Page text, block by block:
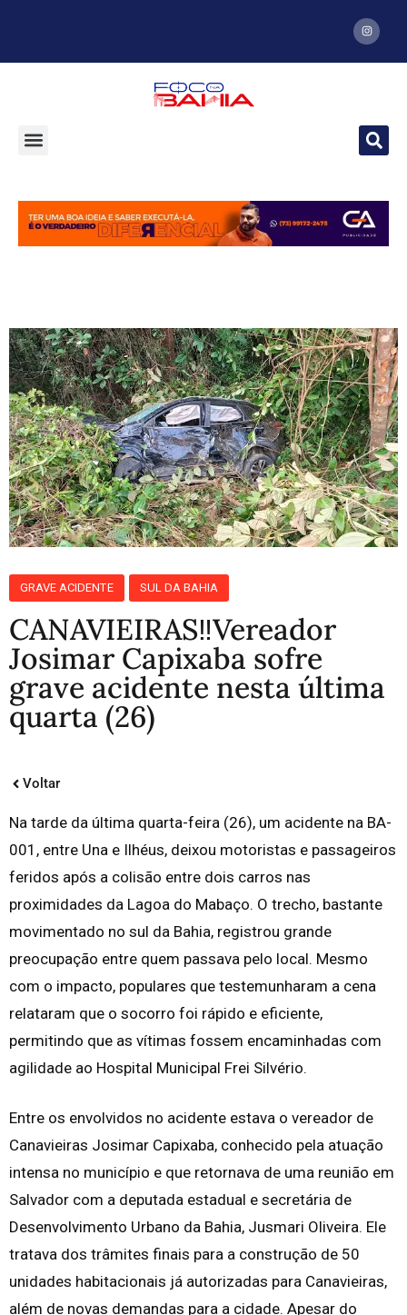
GRAVE ACIDENTE SUL DA BAHIA
CANAVIEIRAS‼️Vereador
Josimar Capixaba sofre
grave acidente nesta última
quarta (26)
Voltar
Na tarde da última quarta-feira (26), um acidente na BA-
001, entre Una e Ilhéus, deixou motoristas e passageiros
feridos após a colisão entre dois carros nas
proximidades da Lagoa do Mabaço. O trecho, bastante
movimentado no sul da Bahia, registrou grande
preocupação entre quem passava pelo local. Mesmo
com o impacto, populares que testemunharam a cena
relataram que o socorro foi rápido e eficiente,
permitindo que as vítimas fossem encaminhadas com
agilidade ao Hospital Municipal Frei Silvério.
Entre os envolvidos no acidente estava o vereador de
Canavieiras Josimar Capixaba, conhecido pela atuação
intensa no município e que retornava de uma reunião em
Salvador com a deputada estadual e secretária de
Desenvolvimento Urbano da Bahia, Jusmari Oliveira. Ele
tratava dos trâmites finais para a construção de 50
unidades habitacionais já autorizadas para Canavieiras,
além de novas demandas para a cidade. Apesar do